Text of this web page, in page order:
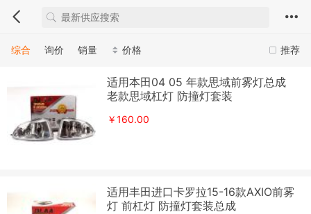
推荐
综合 询价 销量 价格
适用本田04 05 年款思域前雾灯总成
老款思域杠灯 防撞灯套装
￥160.00
适用丰田进口卡罗拉15-16款AXIO前雾
灯 前杠灯 防撞灯套装总成